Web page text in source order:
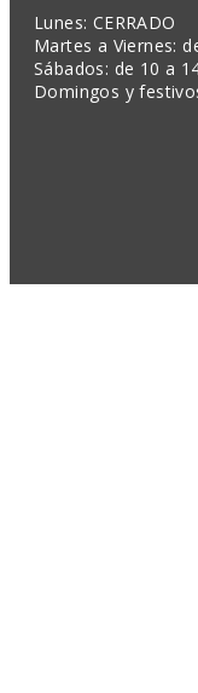
Lunes: CERRADO
Martes a Viernes:
Sábados: de 10 a
Domingos y